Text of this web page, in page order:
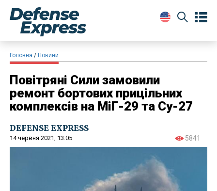
Головна Новини
Повітряні Сили замовили
ремонт бортових прицільних
комплексів на МіГ-29 та Су-27
DEFENSE EXPRESS
14 червня 2021, 13:05 5841